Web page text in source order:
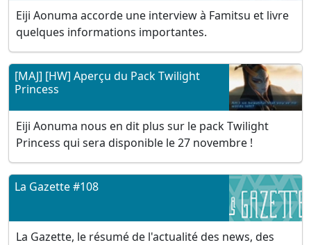
Eiji Aonuma accorde une interview à Famitsu et livre
quelques informations importantes.
[MAJ] [HW] Aperçu du Pack Twilight
Princess
Eiji Aonuma nous en dit plus sur le pack Twilight
Princess qui sera disponible le 27 novembre !
La Gazette #108
La Gazette, le résumé de l'actualité des news, des